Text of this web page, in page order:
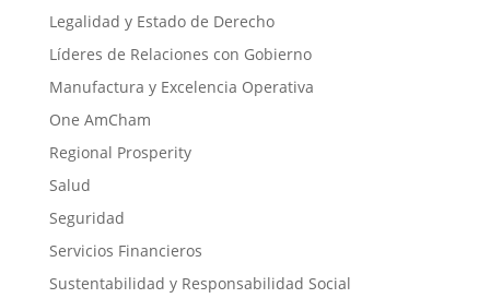
Legalidad y Estado de Derecho
Líderes de Relaciones con Gobierno
Manufactura y Excelencia Operativa
One AmCham
Regional Prosperity
Salud
Seguridad
Servicios Financieros
Sustentabilidad y Responsabilidad Social